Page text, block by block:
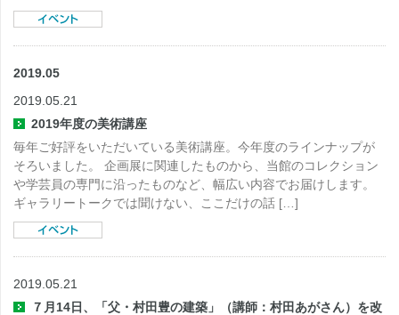
2019.05
2019.05.21
2019年度の美術講座
毎年ご好評をいただいている美術講座。今年度のラインナップが
そろいました。 企画展に関連したものから、当館のコレクション
や学芸員の専門に沿ったものなど、幅広い内容でお届けします。
ギャラリートークでは聞けない、ここだけの話 […]
2019.05.21
７月14日、「父・村田豊の建築」（講師：村田あがさん）を改